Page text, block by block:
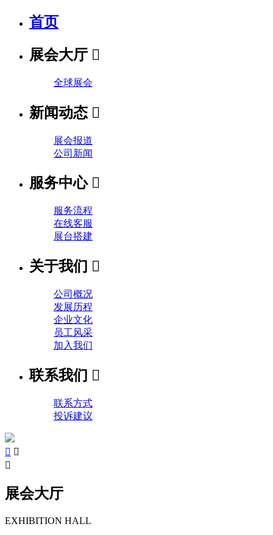
首页
展会大厅 
全球展会
新闻动态 
展会报道
公司新闻
服务中心 
服务流程
在线客服
展台搭建
关于我们 
公司概况
发展历程
企业文化
员工风采
加入我们
联系我们 
联系方式
投诉建议
 

展会大厅
EXHIBITION HALL